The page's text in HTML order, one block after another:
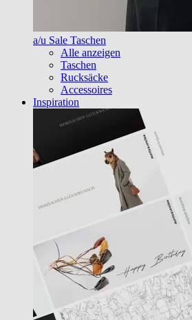
a/u Sale Taschen
Alle anzeigen
Taschen
Rucksäcke
Accessoires
Inspiration